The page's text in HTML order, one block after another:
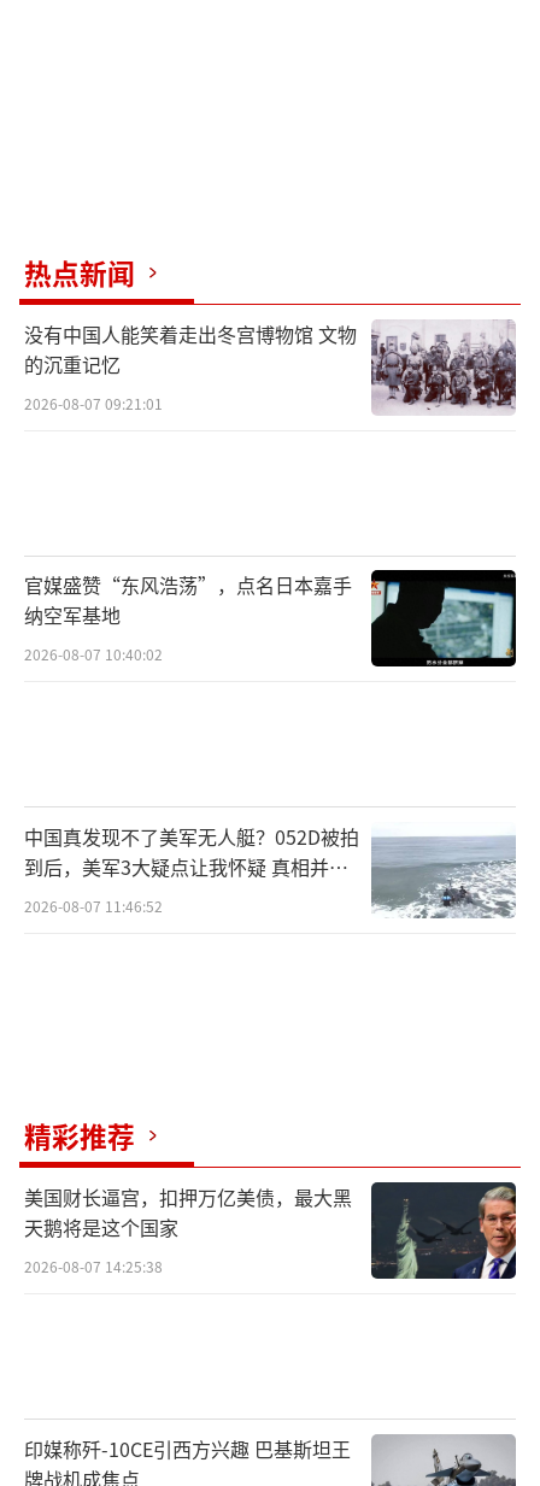
热点新闻
没有中国人能笑着走出冬宫博物馆 文物
的沉重记忆
2026-08-07 09:21:01
官媒盛赞“东风浩荡”，点名日本嘉手
纳空军基地
2026-08-07 10:40:02
中国真发现不了美军无人艇？052D被拍
到后，美军3大疑点让我怀疑 真相并非
如此
2026-08-07 11:46:52
精彩推荐
美国财长逼宫，扣押万亿美债，最大黑
天鹅将是这个国家
2026-08-07 14:25:38
印媒称歼-10CE引西方兴趣 巴基斯坦王
牌战机成焦点